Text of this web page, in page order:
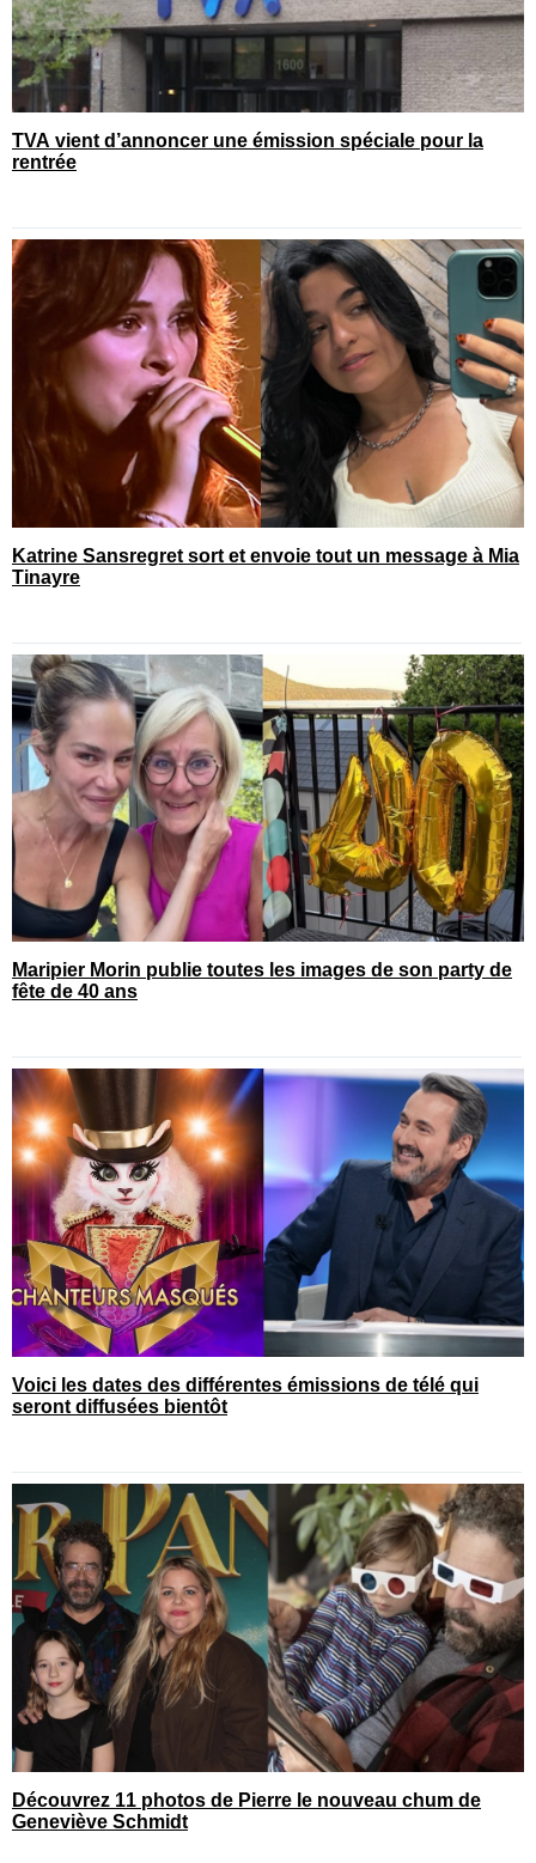
TVA vient d’annoncer une émission spéciale pour la
rentrée
Katrine Sansregret sort et envoie tout un message à Mia
Tinayre
Maripier Morin publie toutes les images de son party de
fête de 40 ans
Voici les dates des différentes émissions de télé qui
seront diffusées bientôt
Découvrez 11 photos de Pierre le nouveau chum de
Geneviève Schmidt